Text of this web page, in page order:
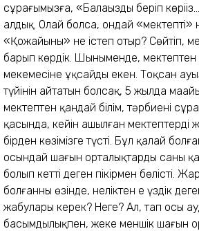
сұрағымызға, «Балаңызды беріп
алдық. Олай болса, ондай «мектептің»
«Қожайыны» не істеп отыр? Сөйтіп,
барып көрдік. Шыныменде, мектептен
мекемесіне ұқсайды екен. Тоқсан
түйінін айтатын болсақ, 5 жылда
мектептен қандай білім, тәрбиені
қасында, кейін ашылған
бірден көзімізге түсті. Бұл қалай
осындай шағын орталықтардың саны
болып кетті деген пікірмен бөлісті.
болғанның өзінде, неліктен ең үздік
жабулары керек? Неге? Ал, тап осы
басымдылықпен, жеке меншік шағын